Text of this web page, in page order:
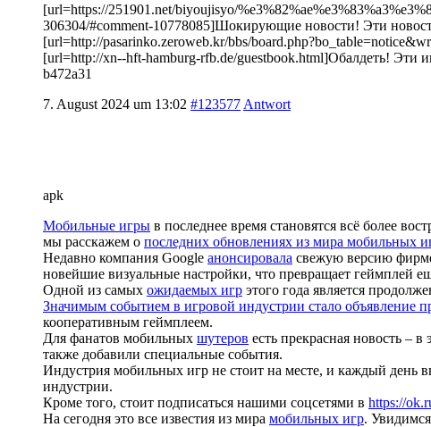
[url=https://251901.net/biyoujisyo/
306304/#comment-10778085]Шокирующие новости! Эти
[url=http://pasarinko.zeroweb.kr/bbs/
[url=http://xn--hft-hamburg-rfb.de/guestbook.html]Обалдеть! Эти
b472a31
7. August 2024 um 13:02 #123577 Antwort
apk
Мобильные игры в последнее время становятся всё более
мы расскажем о последних обновлениях из мира мобильных
Недавно компания Google анонсировала свежую версию
новейшие визуальные настройки, что превращает геймплей
Одной из самых ожидаемых игр этого года является
Значимым событием в игровой индустрии стало объявление
кооперативным геймплеем.
Для фанатов мобильных шутеров есть прекрасная новость –
также добавили специальные события.
Индустрия мобильных игр не стоит на месте, и каждый день
индустрии.
Кроме того, стоит подписаться нашими соцсетями в https://
На сегодня это все известия из мира мобильных игр.